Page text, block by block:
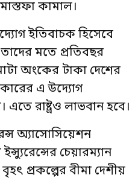
কামাল।
ইতিবাচক হিসেবে
তাদের মতে প্রতিবছর
অংকের টাকা দেশের
এ উদ্যোগ
এতে রাষ্ট্রও লাভবান হবে।
অ্যাসোসিয়েশন
চেয়ারম্যান
প্রকল্পের বীমা দেশীয়